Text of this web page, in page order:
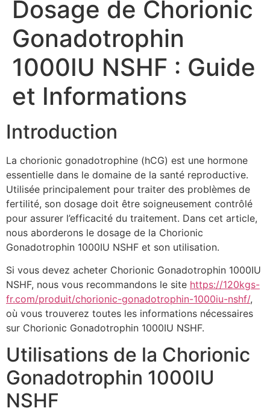
Dosage de Chorionic
Gonadotrophin
1000IU NSHF : Guide
et Informations
Introduction
La chorionic gonadotrophine (hCG) est une hormone
essentielle dans le domaine de la santé reproductive.
Utilisée principalement pour traiter des problèmes de
fertilité, son dosage doit être soigneusement contrôlé
pour assurer l’efficacité du traitement. Dans cet article,
nous aborderons le dosage de la Chorionic
Gonadotrophin 1000IU NSHF et son utilisation.
Si vous devez acheter Chorionic Gonadotrophin 1000IU
NSHF, nous vous recommandons le site https://120kgs-
fr.com/produit/chorionic-gonadotrophin-1000iu-nshf/,
où vous trouverez toutes les informations nécessaires
sur Chorionic Gonadotrophin 1000IU NSHF.
Utilisations de la Chorionic
Gonadotrophin 1000IU
NSHF